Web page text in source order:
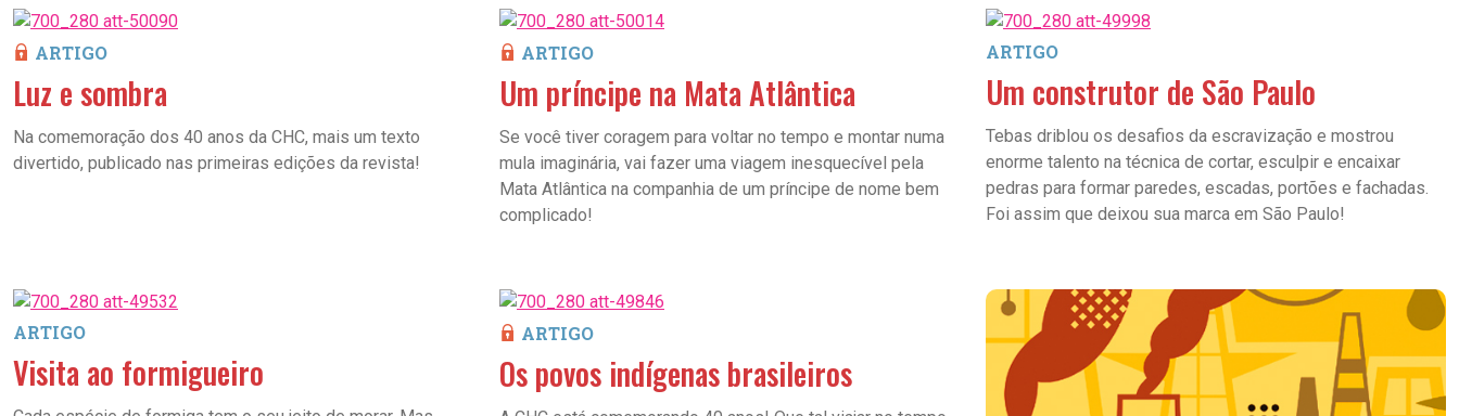
ARTIGO
Luz e sombra
Na comemoração dos 40 anos da CHC, mais um texto
divertido, publicado nas primeiras edições da revista!
ARTIGO
Um príncipe na Mata Atlântica
Se você tiver coragem para voltar no tempo e montar numa
mula imaginária, vai fazer uma viagem inesquecível pela
Mata Atlântica na companhia de um príncipe de nome bem
complicado!
ARTIGO
Um construtor de São Paulo
Tebas driblou os desafios da escravização e mostrou
enorme talento na técnica de cortar, esculpir e encaixar
pedras para formar paredes, escadas, portões e fachadas.
Foi assim que deixou sua marca em São Paulo!
ARTIGO
Visita ao formigueiro
ARTIGO
Os povos indígenas brasileiros